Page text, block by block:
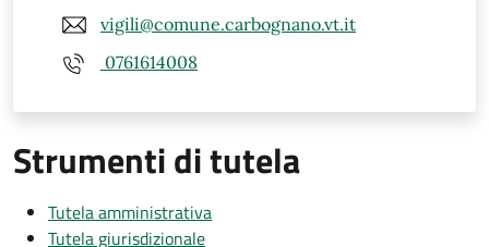
vigili@comune.carbognano.vt.it
0761614008
Strumenti di tutela
Tutela amministrativa
Tutela giurisdizionale